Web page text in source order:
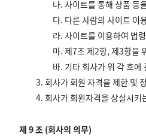
나. 사이트를 통해 상품 등
다. 다른 사람의 사이트 이
라. 사이트를 이용하여 법
마. 제7조 제2항, 제3항을
바. 기타 회사가 위 각 호
3. 회사가 회원 자격을 제한 및
4. 회사가 회원자격을 상실시키
제 9 조 (회사의 의무)